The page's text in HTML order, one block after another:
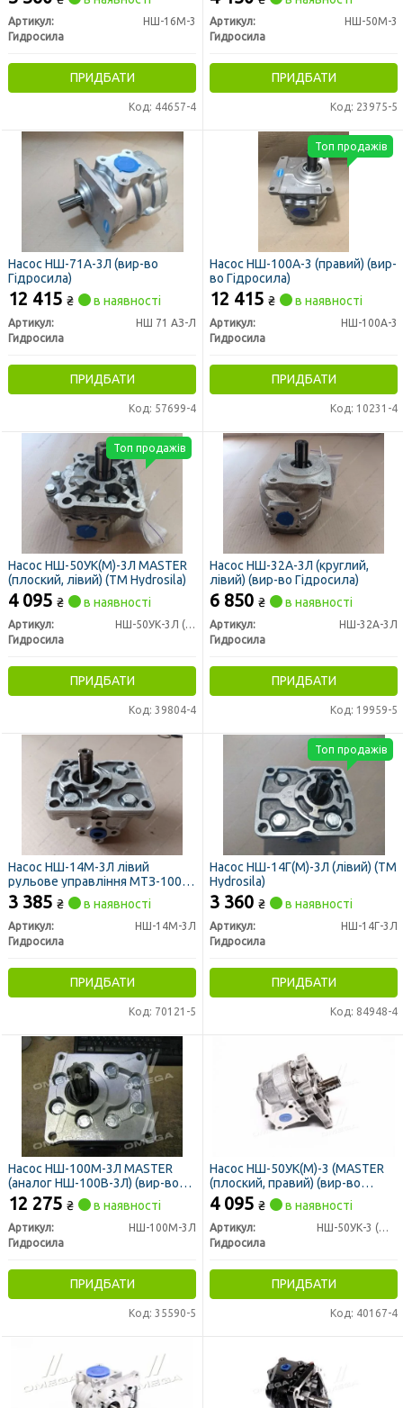
Артикул:
НШ-16М-3
Гидросила
ПРИДБАТИ
Код: 44657-4
Артикул:
НШ-50М-3
Гидросила
ПРИДБАТИ
Код: 23975-5
Насос НШ-71А-3Л (вир-во
Гідросила)
12 415 ₴ в наявності
Артикул:
НШ 71 АЗ-Л
Гидросила
ПРИДБАТИ
Код: 57699-4
Насос НШ-100А-3 (правий) (вир-
во Гідросила)
12 415 ₴ в наявності
Артикул:
НШ-100А-3
Гидросила
ПРИДБАТИ
Код: 10231-4
Топ продажів
Насос НШ-50УК(М)-3Л MASTER
(плоский, лівий) (ТМ Hydrosila)
4 095 ₴ в наявності
Артикул:
НШ-50УК-3Л (М-3Л)
Гидросила
ПРИДБАТИ
Код: 39804-4
Топ продажів
Насос НШ-32А-3Л (круглий,
лівий) (вир-во Гідросила)
6 850 ₴ в наявності
Артикул:
НШ-32А-3Л
Гидросила
ПРИДБАТИ
Код: 19959-5
Насос НШ-14М-3Л лівий
рульове управління МТЗ-100-
1522 (вир-во Гідросила)
3 385 ₴ в наявності
Артикул:
НШ-14М-3Л
Гидросила
ПРИДБАТИ
Код: 70121-5
Насос НШ-14Г(М)-3Л (лівий) (ТМ
Hydrosila)
3 360 ₴ в наявності
Артикул:
НШ-14Г-3Л
Гидросила
ПРИДБАТИ
Код: 84948-4
Топ продажів
Насос НШ-100М-3Л MASTER
(аналог НШ-100В-3Л) (вир-во
Гідросила)
12 275 ₴ в наявності
Артикул:
НШ-100М-3Л
Гидросила
ПРИДБАТИ
Код: 35590-5
Насос НШ-50УК(М)-3 (MASTER
(плоский, правий) (вир-во
Гідросила)
4 095 ₴ в наявності
Артикул:
НШ-50УК-3 (М-3)
Гидросила
ПРИДБАТИ
Код: 40167-4